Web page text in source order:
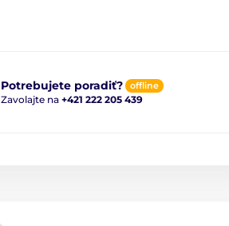
Potrebujete poradiť? offline
Zavolajte na +421 222 205 439